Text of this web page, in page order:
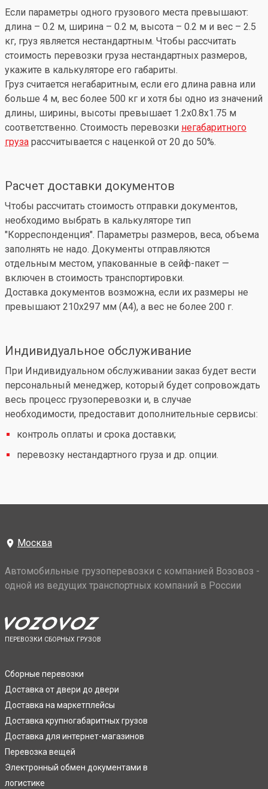
Если параметры одного грузового места превышают:
длина – 0.2 м, ширина – 0.2 м, высота – 0.2 м и вес – 2.5
кг, груз является нестандартным. Чтобы рассчитать
стоимость перевозки груза нестандартных размеров,
укажите в калькуляторе его габариты.
Груз считается негабаритным, если его длина равна или
больше 4 м, вес более 500 кг и хотя бы одно из значений
длины, ширины, высоты превышает 1.2x0.8x1.75 м
соответственно. Стоимость перевозки негабаритного
груза рассчитывается с наценкой от 20 до 50%.
Расчет доставки документов
Чтобы рассчитать стоимость отправки документов,
необходимо выбрать в калькуляторе тип
"Корреспонденция". Параметры размеров, веса, объема
заполнять не надо. Документы отправляются
отдельным местом, упакованные в сейф-пакет —
включен в стоимость транспортировки.
Доставка документов возможна, если их размеры не
превышают 210x297 мм (А4), а вес не более 200 г.
Индивидуальное обслуживание
При Индивидуальном обслуживании заказ будет вести
персональный менеджер, который будет сопровождать
весь процесс грузоперевозки и, в случае
необходимости, предоставит дополнительные сервисы:
контроль оплаты и срока доставки;
перевозку нестандартного груза и др. опции.
Москва
Автомобильные грузоперевозки с компанией Возовоз -
одной из ведущих транспортных компаний в России
ПЕРЕВОЗКИ СБОРНЫХ ГРУЗОВ
Сборные перевозки
Доставка от двери до двери
Доставка на маркетплейсы
Доставка крупногабаритных грузов
Доставка для интернет-магазинов
Перевозка вещей
Электронный обмен документами в
логистике